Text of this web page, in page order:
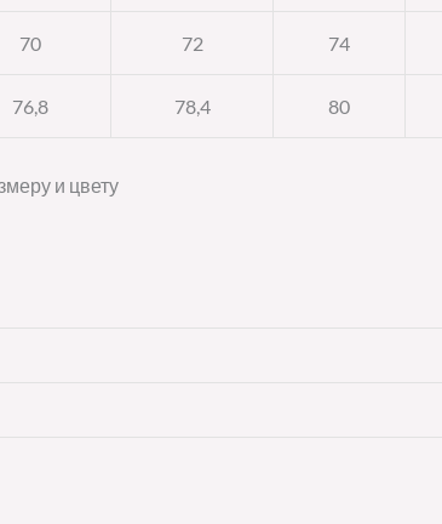
70 72 74
76,8 78,4 80
и цвету